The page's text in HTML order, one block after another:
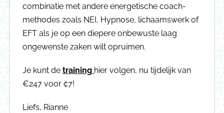
combinatie met andere energetische coach-
methodes zoals NEI, Hypnose, lichaamswerk of
EFT als je op een diepere onbewuste laag
ongewenste zaken wilt opruimen.
Je kunt de training hier volgen, nu tijdelijk van
€247 voor ¢7!
Liefs, Rianne